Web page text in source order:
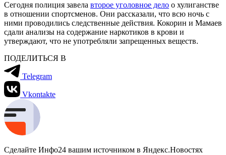
Сегодня полиция завела второе уголовное дело о хулиганстве
в отношении спортсменов. Они рассказали, что всю ночь с
ними проводились следственные действия. Кокорин и Мамаев
сдали анализы на содержание наркотиков в крови и
утверждают, что не употребляли запрещенных веществ.
ПОДЕЛИТЬСЯ В
Telegram
Vkontakte
Сделайте Инфо24 вашим источником в Яндекс.Новостях